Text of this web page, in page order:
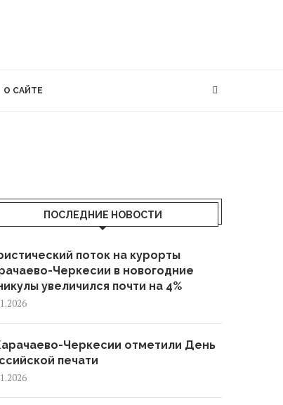
О САЙТЕ
ПОСЛЕДНИЕ НОВОСТИ
поток на курорты
Черкесии в новогодние
увеличился почти на 4%
Черкесии отметили День
печати